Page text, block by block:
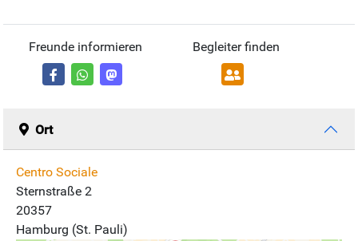
Freunde informieren Begleiter finden
Ort
Centro Sociale
Sternstraße 2
20357
Hamburg (St. Pauli)